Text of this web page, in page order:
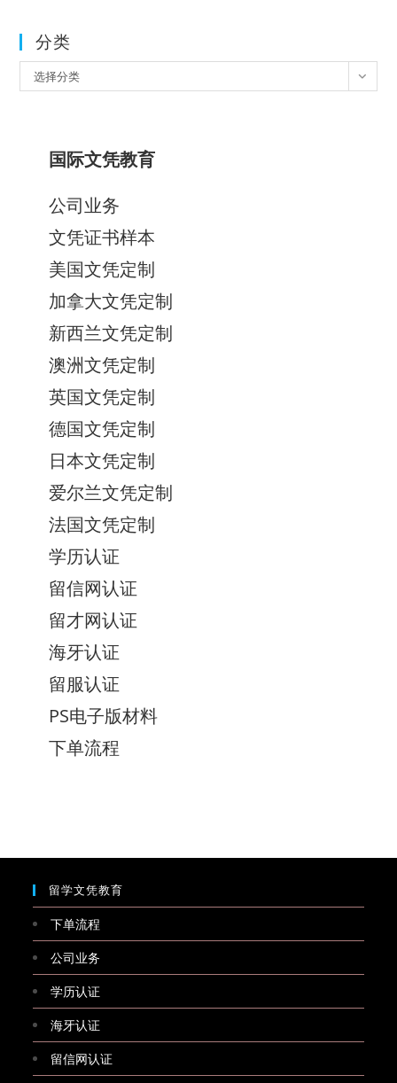
分类
类
选择分类
国际文凭教育
公司业务
文凭证书样本
美国文凭定制
加拿大文凭定制
新西兰文凭定制
澳洲文凭定制
英国文凭定制
德国文凭定制
日本文凭定制
爱尔兰文凭定制
法国文凭定制
学历认证
留信网认证
留才网认证
海牙认证
留服认证
PS电子版材料
下单流程
留学文凭教育
下单流程
公司业务
学历认证
海牙认证
留信网认证